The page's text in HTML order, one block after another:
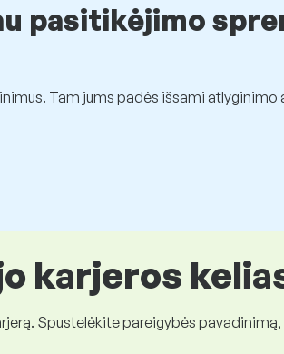
pasitikėjimo
Tam jums padės išsami
karjeros
Spustelėkite pareigybės